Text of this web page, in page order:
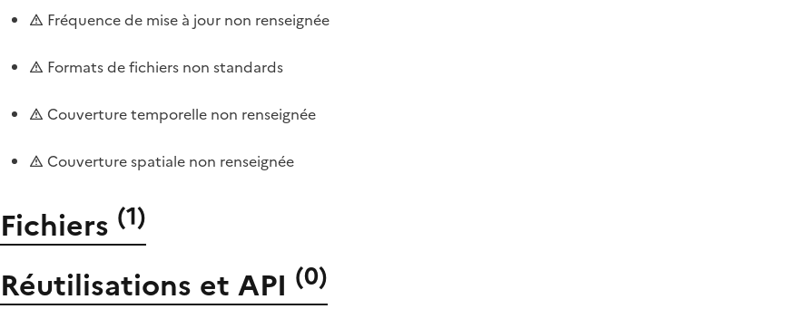
Fréquence de mise à jour non renseignée
Formats de fichiers non standards
Couverture temporelle non renseignée
Couverture spatiale non renseignée
Fichiers (1)
Réutilisations et API (0)